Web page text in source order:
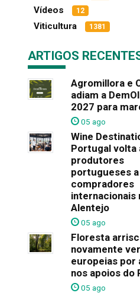
Vídeos 12
Viticultura 1381
ARTIGOS
Agromillora e
adiam a
2027 para
05 ago
Wine
Portugal volta
produtores
portugueses a
compradores
internacionais
Alentejo
05 ago
Floresta
novamente
europeias por
nos apoios do
05 ago